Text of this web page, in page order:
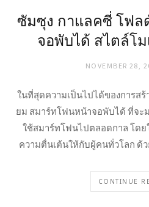
ซัมซุง กาแลคซี่ โฟ
จอพับได้ สไตล์โ
NOVEMBER 28,
ในที่สุดความเป็นไปได้ของการส
ยม สมาร์ทโฟนหน้าจอพับได้ ที่จะ
ใช้สมาร์ทโฟนไปตลอดกาล โดยใ
ความตื่นเต้นให้กับผู้คนทั่วโลก ด้
CONTINUE